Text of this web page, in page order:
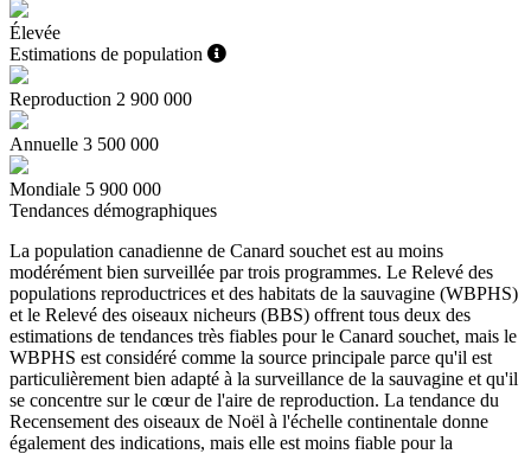
Élevée
Estimations de population
Reproduction 2 900 000
Annuelle 3 500 000
Mondiale 5 900 000
Tendances démographiques
La population canadienne de Canard souchet est au moins
modérément bien surveillée par trois programmes. Le Relevé des
populations reproductrices et des habitats de la sauvagine (WBPHS)
et le Relevé des oiseaux nicheurs (BBS) offrent tous deux des
estimations de tendances très fiables pour le Canard souchet, mais le
WBPHS est considéré comme la source principale parce qu'il est
particulièrement bien adapté à la surveillance de la sauvagine et qu'il
se concentre sur le cœur de l'aire de reproduction. La tendance du
Recensement des oiseaux de Noël à l'échelle continentale donne
également des indications, mais elle est moins fiable pour la